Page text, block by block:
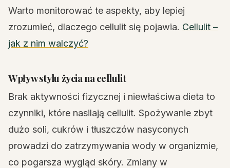
Warto monitorować te aspekty, aby lepiej
zrozumieć, dlaczego cellulit się pojawia. Cellulit –
jak z nim walczyć?
Wpływ stylu życia na cellulit
Brak aktywności fizycznej i niewłaściwa dieta to
czynniki, które nasilają cellulit. Spożywanie zbyt
dużo soli, cukrów i tłuszczów nasyconych
prowadzi do zatrzymywania wody w organizmie,
co pogarsza wygląd skóry. Zmiany w